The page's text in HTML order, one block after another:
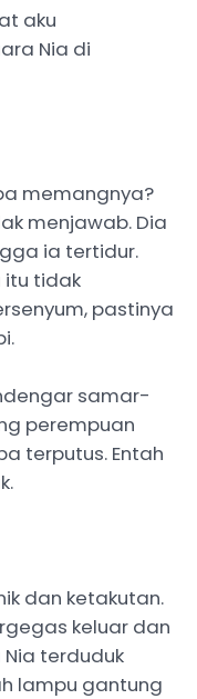
aku
Nia di
memangnya?
menjawab. Dia
ia tertidur.
itu tidak
pastinya
samar-
perempuan
terputus. Entah
dan ketakutan.
keluar dan
Nia terduduk
lampu gantung